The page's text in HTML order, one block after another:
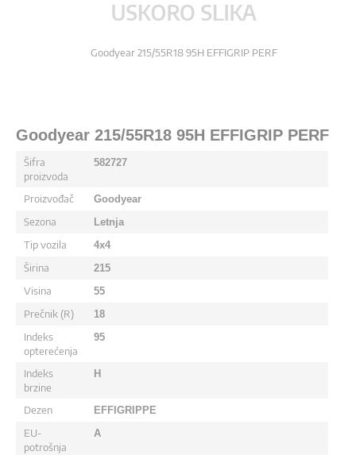
Goodyear 215/55R18 95H EFFIGRIP PERF
Goodyear 215/55R18 95H EFFIGRIP PERF
Šifra
proizvoda
582727
Proizvođač Goodyear
Sezona Letnja
Tip vozila 4x4
Širina 215
Visina 55
Prečnik (R) 18
Indeks
opterećenja
95
Indeks
brzine
H
Dezen EFFIGRIPPE
EU-
potrošnja
A